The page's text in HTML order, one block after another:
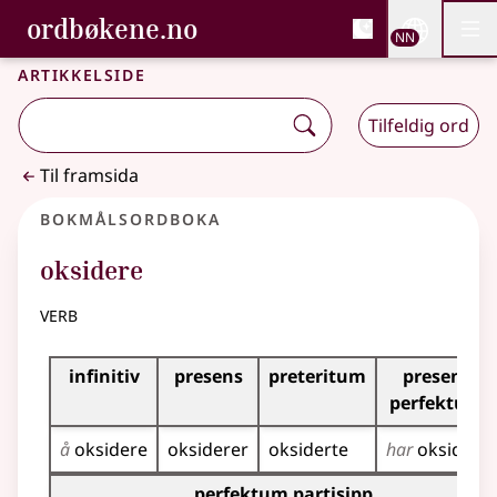
Gå til hovudinnhald
Tilgjenge
ordbøkene.no, Bokmålsordboka og
Bokmålsordboka og Nynorskordboka
NN
Artikkelside
Tilfeldig ord
Til framsida
Bokmålsordboka
oksidere
verb
Bøyingstabell for dette verbet
infinitiv presens preteritum
presens
perfektum
åoksidere oksiderer oksiderte haroksidert
Bøyingstabell for dette verbet (partisippformer)